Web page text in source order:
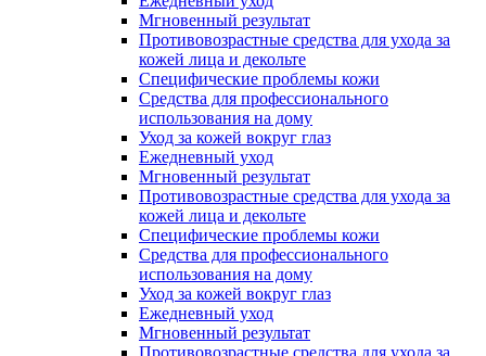
Мгновенный результат
Противовозрастные средства для ухода за
кожей лица и декольте
Специфические проблемы кожи
Средства для профессионального
использования на дому
Уход за кожей вокруг глаз
Ежедневный уход
Мгновенный результат
Противовозрастные средства для ухода за
кожей лица и декольте
Специфические проблемы кожи
Средства для профессионального
использования на дому
Уход за кожей вокруг глаз
Ежедневный уход
Мгновенный результат
Противовозрастные средства для ухода за